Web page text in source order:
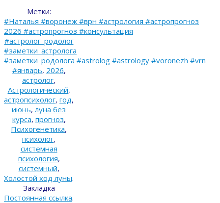
Метки:
#Наталья #воронеж #врн #астрология #астропрогноз
2026 #астропрогноз #консультация
#астролог_родолог
#заметки_астролога
#заметки_родолога #astrolog #astrology #voronezh #vrn
#январь, 2026,
астролог,
Астрологический,
астропсихолог, год,
июнь,луна без
курса, прогноз,
Психогенетика,
психолог,
системная
психология,
системный,
Холостой ход луны.
Закладка
Постоянная ссылка.